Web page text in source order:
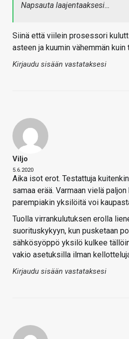
Napsauta laajentaaksesi…
Siinä että viilein prosessori
asteen ja kuumin vähemmän kuin
Kirjaudu sisään vastataksesi
Viljo
5.6.2020
Aika isot erot. Testattuja
samaa erää. Varmaan vielä
parempiakin yksilöitä voi
Tuolla virrankulutuksen erolla
suorituskykyyn, kun pusketaan
sähkösyöppö yksilö kulkee
vakio asetuksilla ilman
Kirjaudu sisään vastataksesi